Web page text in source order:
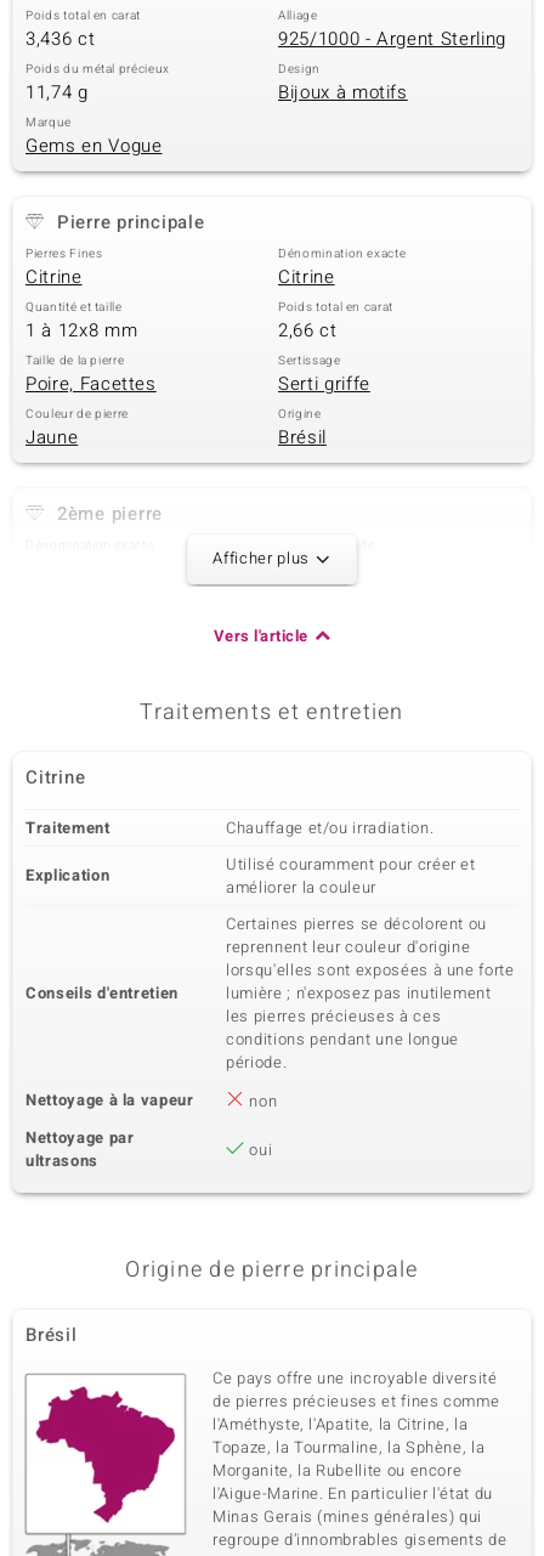
Poids total en carat
3,436 ct
Alliage
925/1000 - Argent Sterling
Poids du métal précieux
11,74 g
Design
Bijoux à motifs
Marque
Gems en Vogue
Pierre principale
Pierres Fines
Citrine
Dénomination exacte
Citrine
Quantité et taille
1 à 12x8 mm
Poids total en carat
2,66 ct
Taille de la pierre
Poire, Facettes
Sertissage
Serti griffe
Couleur de pierre
Jaune
Origine
Brésil
2ème pierre
Spinelle bleu de Birmanie 1 à 4x3 mm
Dénomination exacte
Poids total en carat Taille de la pierre
Rond
Origine
Myanmar
4ème pierre
Quantité et taille
13 à 1,5 mm
0,325 ct
Sertissage
Serti griffe
Afficher plus
Vers l'article
Traitements et entretien
Citrine
Traitement Chauffage et/ou irradiation.
Explication
Utilisé couramment pour créer et
améliorer la couleur
Conseils d'entretien
Certaines pierres se décolorent ou
reprennent leur couleur d'origine
lorsqu'elles sont exposées à une forte
lumière ; n'exposez pas inutilement
les pierres précieuses à ces
conditions pendant une longue
période.
Nettoyage à la vapeur
non
Nettoyage par
ultrasons
oui
Origine de pierre principale
Brésil
Ce pays offre une incroyable diversité
de pierres précieuses et fines comme
l'Améthyste, l'Apatite, la Citrine, la
Topaze, la Tourmaline, la Sphène, la
Morganite, la Rubellite ou encore
l'Aigue-Marine. En particulier l'état du
Minas Gerais (mines générales) qui
regroupe d’innombrables gisements de